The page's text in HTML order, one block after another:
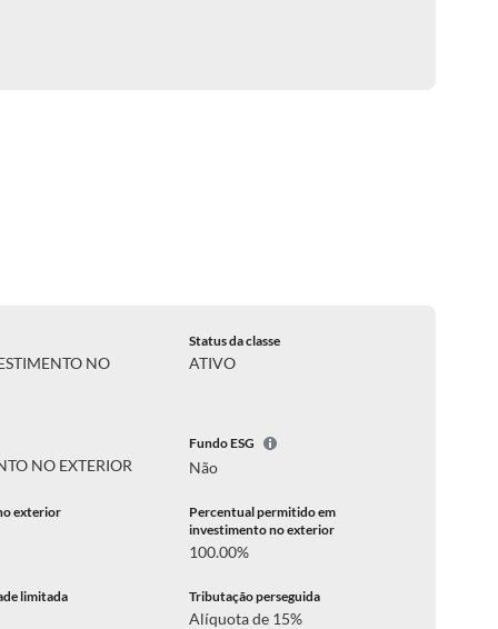
NO
Status da classe
ATIVO
NO EXTERIOR
Fundo ESG
Não
exterior
Percentual permitido em
investimento no exterior
100.00%
limitada Tributação perseguida
Alíquota de 15%